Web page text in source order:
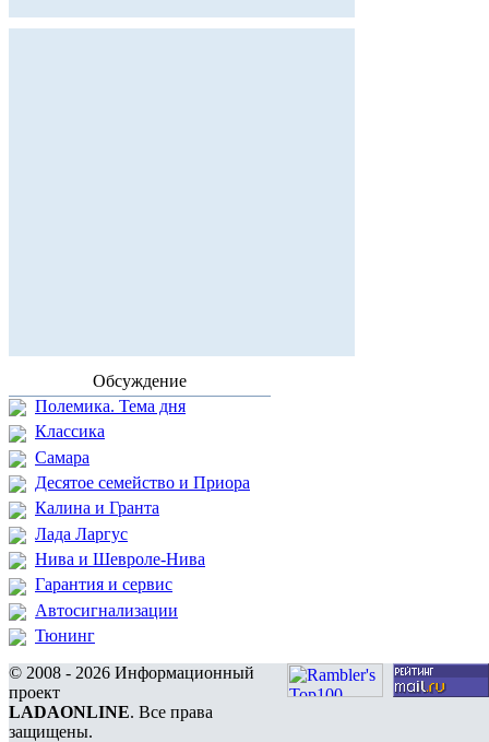
Обсуждение
Полемика. Тема дня
Классика
Самара
Десятое семейство и Приора
Калина и Гранта
Лада Ларгус
Нива и Шевроле-Нива
Гарантия и сервис
Автосигнализации
Тюнинг
© 2008 - 2026 Информационный
проект
LADAONLINE. Все права
защищены.